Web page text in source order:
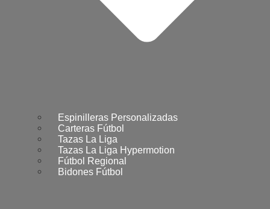
Espinilleras Personalizadas
Carteras Fútbol
Tazas La Liga
Tazas La Liga Hypermotion
Fútbol Regional
Bidones Fútbol